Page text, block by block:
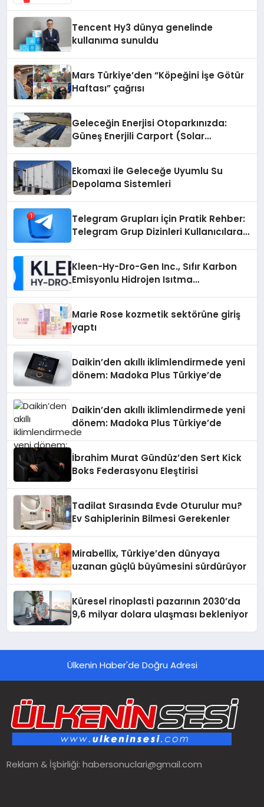
Tencent Hy3 dünya genelinde
kullanıma sunuldu
Mars Türkiye’den “Köpeğini İşe Götür
Haftası” çağrısı
Geleceğin Enerjisi Otoparkınızda:
Güneş Enerjili Carport (Solar
Ekomaxi İle Geleceğe Uyumlu Su
Depolama Sistemleri
Telegram Grupları İçin Pratik Rehber:
Telegram Grup Dizinleri Kullanıcılara
Kleen-Hy-Dro-Gen Inc., Sıfır Karbon
Emisyonlu Hidrojen Isıtma
Marie Rose kozmetik sektörüne giriş
yaptı
Daikin’den akıllı iklimlendirmede yeni
dönem: Madoka Plus Türkiye’de
Daikin’den akıllı iklimlendirmede yeni
dönem: Madoka Plus Türkiye’de
İbrahim Murat Gündüz’den Sert Kick
Boks Federasyonu Eleştirisi
Tadilat Sırasında Evde Oturulur mu?
Ev Sahiplerinin Bilmesi Gerekenler
Mirabellix, Türkiye’den dünyaya
uzanan güçlü büyümesini sürdürüyor
Küresel rinoplasti pazarının 2030’da
9,6 milyar dolara ulaşması bekleniyor
Ülkenin Haber'de Doğru Adresi
Reklam & İşbirliği:habersonuclari@gmail.com